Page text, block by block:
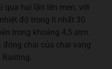
qua hai lần lên men, với
độ trong ít nhất 30
trong khoảng 4,5 atm.
đóng chai của chai vang